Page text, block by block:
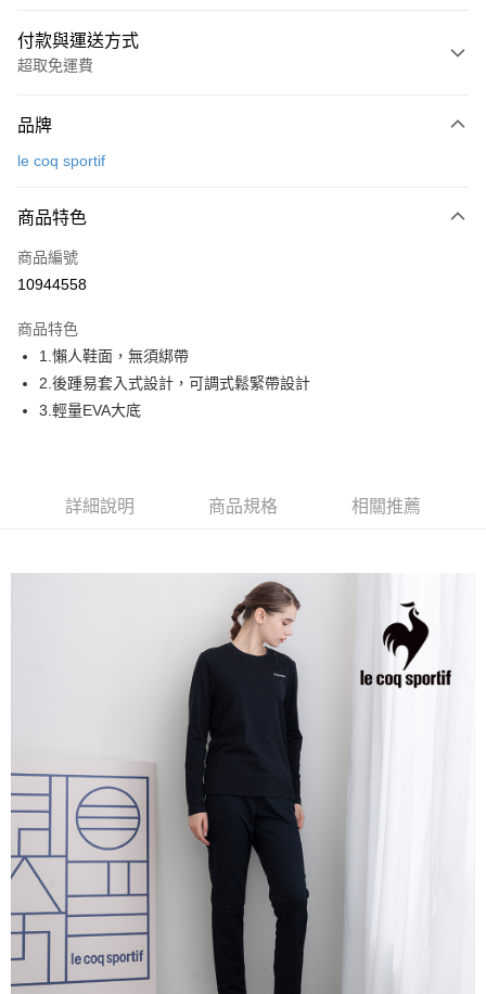
付款與運送方式
超取免運費
信用卡一次付款
LINE Pay
Apple Pay
悠遊付
大哥付你分期
相關說明
成交易。
1.分期款項不併入電信帳單，「大哥付你分期」於每月結算日後寄送繳費提
2.透過簡訊連結打開帳單後，可選擇「超商條碼／台灣大直營門市／銀行轉
帳／街口支付／iPASS MONEY」等通路繳費。
1.本服務係由「台灣大哥大股份有限公司」（以下簡稱本公司）所提供，讓
用戶於交易時，得透過本服務購買商品或服務，並由商店將買賣／分期付款
買賣價金債權讓與本公司後，依約使用本公司帳單繳交帳款。
2.基於同意付款使用「大哥付你分期」之契約關係目的，商店將以您的個人
資料（包含姓名、電話或地址）提供予台灣大哥大進項蒐集、處理及利用，
由本公司與您本人進行分期帳單所需資料之確認、核對及更正。
3.完整用戶服務條款，請詳閱以下連結：https://oppay.tw/userRule
【關於「AFTEE先享後付」】
AFTEE先享後付是「在收到商品之後才付款」的支付方式。 讓您購物簡單
２．便利：只要手機號碼，簡訊認證，即可結帳。
３．安心：先確認商品／服務後，再付款。
１．於結帳方式選擇「AFTEE先享後付」後，將跳轉至「AFTEE先享後付」
結帳頁面，進行簡訊認證並確認金額後，即可完成結帳。
２．訂單成立數日內，您將收到繳費通知簡訊。
３．收到繳費通知簡訊後14天內，點擊此簡訊中的連結，可透過四大超商／
ATM／網路銀行／等多元方式進行付款，方視為交易完成。
※ 請注意：結帳手續完成當下不需立刻繳費，但若您需要取消訂單，請聯絡
購買商品的店家。未經商家同意取消之訂單仍視為有效，需透過AFTEE先享
後付繳納相關費用。
※ 交易是否成功請以「AFTEE先享後付 」之結帳頁面顯示為準，若有關於
是否繳費成功／繳費後需取消欲退款等相關疑問，請聯繫「AFTEE先享後付
客戶支援中心」https://netprotections.freshdesk.com/support/home
【注意事項】
１．透過由恩沛科技股份有限公司提供之「AFTEE先享後付」服務完成之交
易，需依本服務之必要範圍內提供個人資料，並將交易相關給付款項請求債
權轉讓予恩沛科技股份有限公司。
２．關於個人資料處理事宜，請瀏覽以下網址：
https://aftee.tw/terms/#terms3
ATM付款
免運費
付款後萊爾富取貨
免運費
7-11取貨付款
免運費
付款後7-11取貨
免運費
品牌
le coq sportif
商品特色
商品編號
10944558
商品特色
1.懶人鞋面，無須綁帶
2.後踵易套入式設計，可調式鬆緊帶設計
3.輕量EVA大底
詳細說明 商品規格 相關推薦